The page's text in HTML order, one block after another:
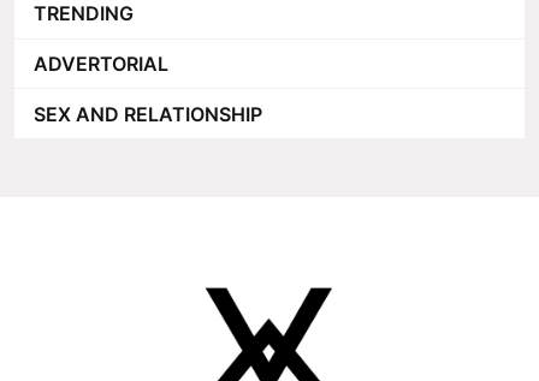
TRENDING
ADVERTORIAL
SEX AND RELATIONSHIP